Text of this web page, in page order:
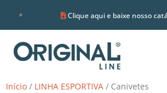
Clique aqui e baixe nosso
Início / LINHA ESPORTIVA / Canivetes